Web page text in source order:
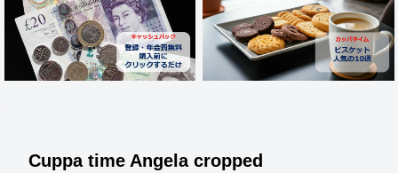
Cuppa time Angela cropped